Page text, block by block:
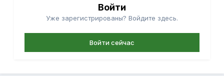
Войти
Уже зарегистрированы? Войдите здесь.
Войти сейчас